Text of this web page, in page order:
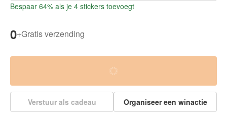
Bespaar 64% als je 4 stickers toevoegt
0+Gratis verzending
Verstuur als cadeau Organiseer een winactie